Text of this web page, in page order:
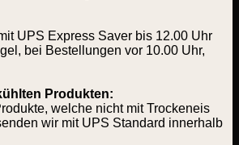
UPS Express Saver bis 12.00 Uhr
bei Bestellungen vor 10.00 Uhr,
Produkten:
welche nicht mit Trockeneis
wir mit UPS Standard innerhalb